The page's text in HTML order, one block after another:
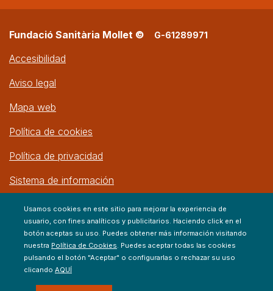
Fundació Sanitària Mollet © G-61289971
Accesibilidad
Aviso legal
Mapa web
Política de cookies
Política de privacidad
Sistema de información
Usamos cookies en este sitio para mejorar la experiencia de
usuario, con fines analíticos y publicitarios. Haciendo click en el
botón aceptas su uso. Puedes obtener más información visitando
nuestra Política de Cookies. Puedes aceptar todas las cookies
pulsando el botón "Aceptar" o configurarlas o rechazar su uso
clicando AQUÍ